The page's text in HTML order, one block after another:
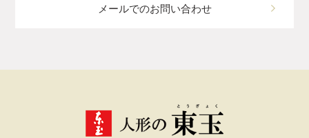
メールでのお問い合わせ